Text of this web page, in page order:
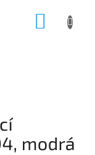
modrá